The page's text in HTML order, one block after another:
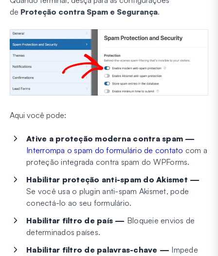
de Proteção contra Spam e Segurança.
Aqui você pode:
Ative a proteção moderna contra spam —
Interrompa o spam do formulário de contato com a
proteção integrada contra spam do WPForms.
Habilitar proteção anti-spam do Akismet —
Se você usa o plugin anti-spam Akismet, pode
conectá-lo ao seu formulário.
Habilitar filtro de país — Bloqueie envios de
determinados países.
Habilitar filtro de palavras-chave — Impede